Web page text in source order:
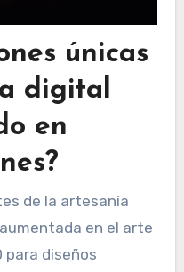
únicas
digital
en
de la artesanía
en el arte
para diseños